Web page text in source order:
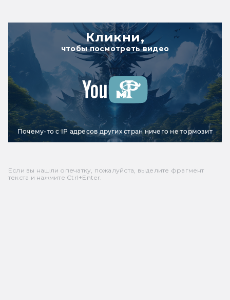
Кликни,
чтобы посмотреть видео
Почему-то с IP адресов других стран ничего не тормозит
Если вы нашли опечатку, пожалуйста, выделите фрагмент
текста и нажмите Ctrl+Enter.